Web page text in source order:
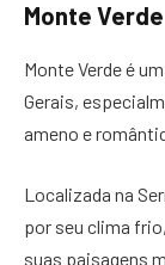
Monte Verde
Monte Verde é
Gerais,
ameno e
Localizada na
por seu clima
suas paisagens